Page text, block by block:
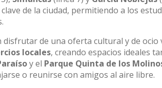
de la ciudad, permitiendo a los
disfrutar de una oferta cultural y de ocio
locales, creando espacios ideales
y el Parque Quinta de los
o reunirse con amigos al aire libre.